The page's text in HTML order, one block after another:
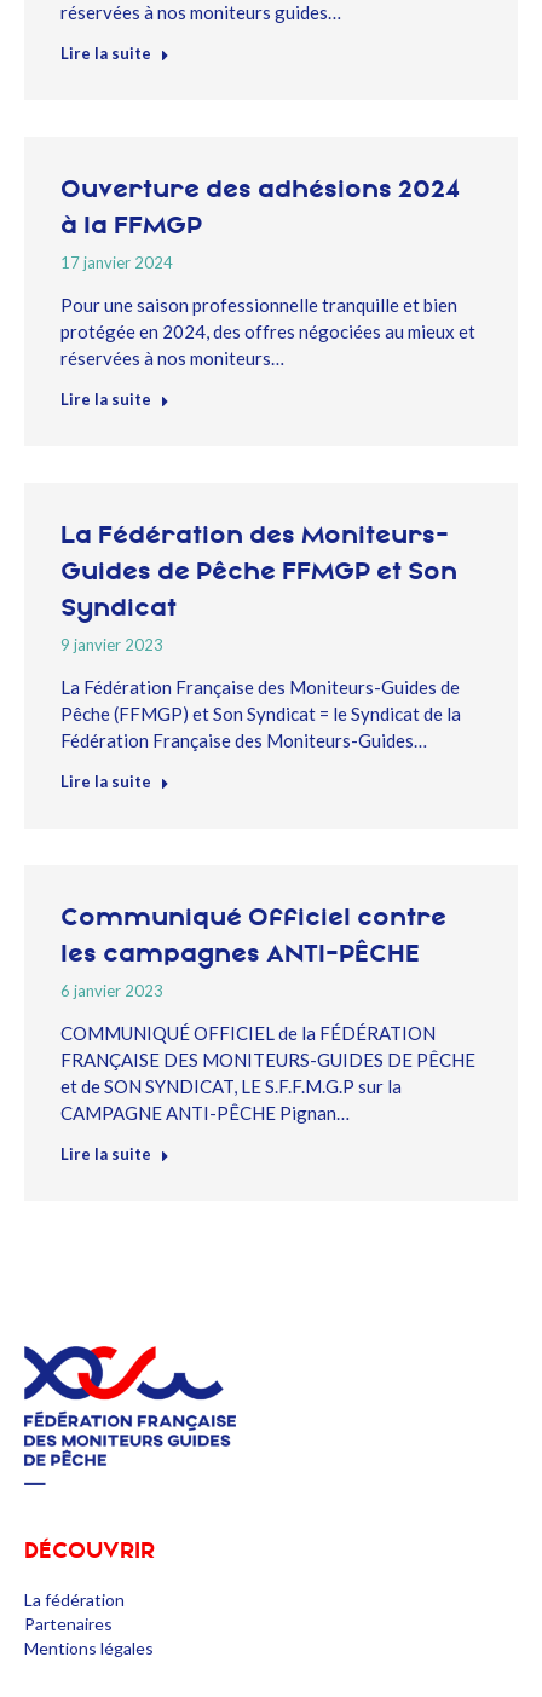
réservées à nos moniteurs guides…
Lire la suite
Ouverture des adhésions 2024
à la FFMGP
17 janvier 2024
Pour une saison professionnelle tranquille et bien
protégée en 2024, des offres négociées au mieux et
réservées à nos moniteurs…
Lire la suite
La Fédération des Moniteurs-
Guides de Pêche FFMGP et Son
Syndicat
9 janvier 2023
La Fédération Française des Moniteurs-Guides de
Pêche (FFMGP) et Son Syndicat = le Syndicat de la
Fédération Française des Moniteurs-Guides…
Lire la suite
Communiqué Officiel contre
les campagnes ANTI-PÊCHE
6 janvier 2023
COMMUNIQUÉ OFFICIEL de la FÉDÉRATION
FRANÇAISE DES MONITEURS-GUIDES DE PÊCHE
et de SON SYNDICAT, LE S.F.F.M.G.P sur la
CAMPAGNE ANTI-PÊCHE Pignan…
Lire la suite
DÉCOUVRIR
La fédération
Partenaires
Mentions légales